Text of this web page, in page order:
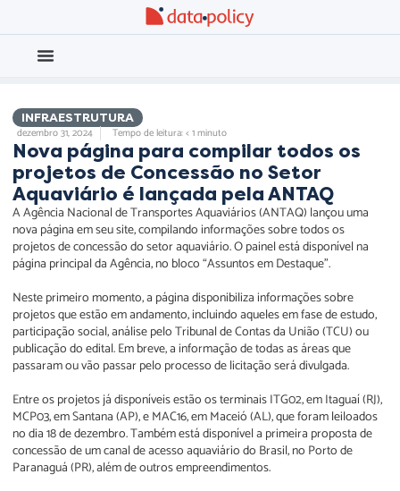
INFRAESTRUTURA
dezembro 31, 2024 Tempo de leitura: < 1 minuto
Nova página para compilar todos os
projetos de Concessão no Setor
Aquaviário é lançada pela ANTAQ
A Agência Nacional de Transportes Aquaviários (ANTAQ) lançou uma
nova página em seu site, compilando informações sobre todos os
projetos de concessão do setor aquaviário. O painel está disponível na
página principal da Agência, no bloco “Assuntos em Destaque”.
Neste primeiro momento, a página disponibiliza informações sobre
projetos que estão em andamento, incluindo aqueles em fase de estudo,
participação social, análise pelo Tribunal de Contas da União (TCU) ou
publicação do edital. Em breve, a informação de todas as áreas que
passaram ou vão passar pelo processo de licitação será divulgada.
Entre os projetos já disponíveis estão os terminais ITG02, em Itaguaí (RJ),
MCP03, em Santana (AP), e MAC16, em Maceió (AL), que foram leiloados
no dia 18 de dezembro. Também está disponível a primeira proposta de
concessão de um canal de acesso aquaviário do Brasil, no Porto de
Paranaguá (PR), além de outros empreendimentos.